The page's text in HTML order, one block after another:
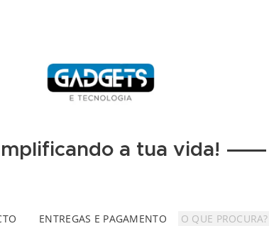
a tua vida!
ENTREGAS E PAGAMENTO